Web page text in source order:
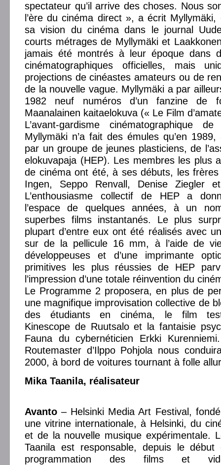
spectateur qu’il arrive des choses. Nous
l’ère du cinéma direct », a écrit
sa vision du cinéma dans le journal
courts métrages de Myllymäki et
jamais été montrés à leur époque dans
cinématographiques officielles, mais
projections de cinéastes amateurs ou de
de la nouvelle vague. Myllymäki a par
1982 neuf numéros d’un fanzine de
Maanalainen kaitaelokuva (« Le Film
L’avant-gardisme cinématographique
Myllymäki n’a fait des émules qu’en
par un groupe de jeunes plasticiens, de
elokuvapaja (HEP). Les membres les plus
de cinéma ont été, à ses débuts, les
Ingen, Seppo Renvall, Denise Ziegler
L’enthousiasme collectif de HEP a
l’espace de quelques années, à un
superbes films instantanés. Le plus
plupart d’entre eux ont été réalisés avec
sur de la pellicule 16 mm, à l’aide de
développeuses et d’une imprimante
primitives les plus réussies de HEP
l’impression d’une totale réinvention du
Le Programme 2 proposera, en plus de
une magnifique improvisation collective de
des étudiants en cinéma, le film
Kinescope de Ruutsalo et la fantaisie
Fauna du cybernéticien Erkki
Routemaster d’Ilppo Pohjola nous
2000, à bord de voitures tournant à folle
Mika Taanila, réalisateur
Avanto – Helsinki Media Art Festival,
une vitrine internationale, à Helsinki, du
et de la nouvelle musique expérimentale.
Taanila est responsable, depuis le
programmation des films et